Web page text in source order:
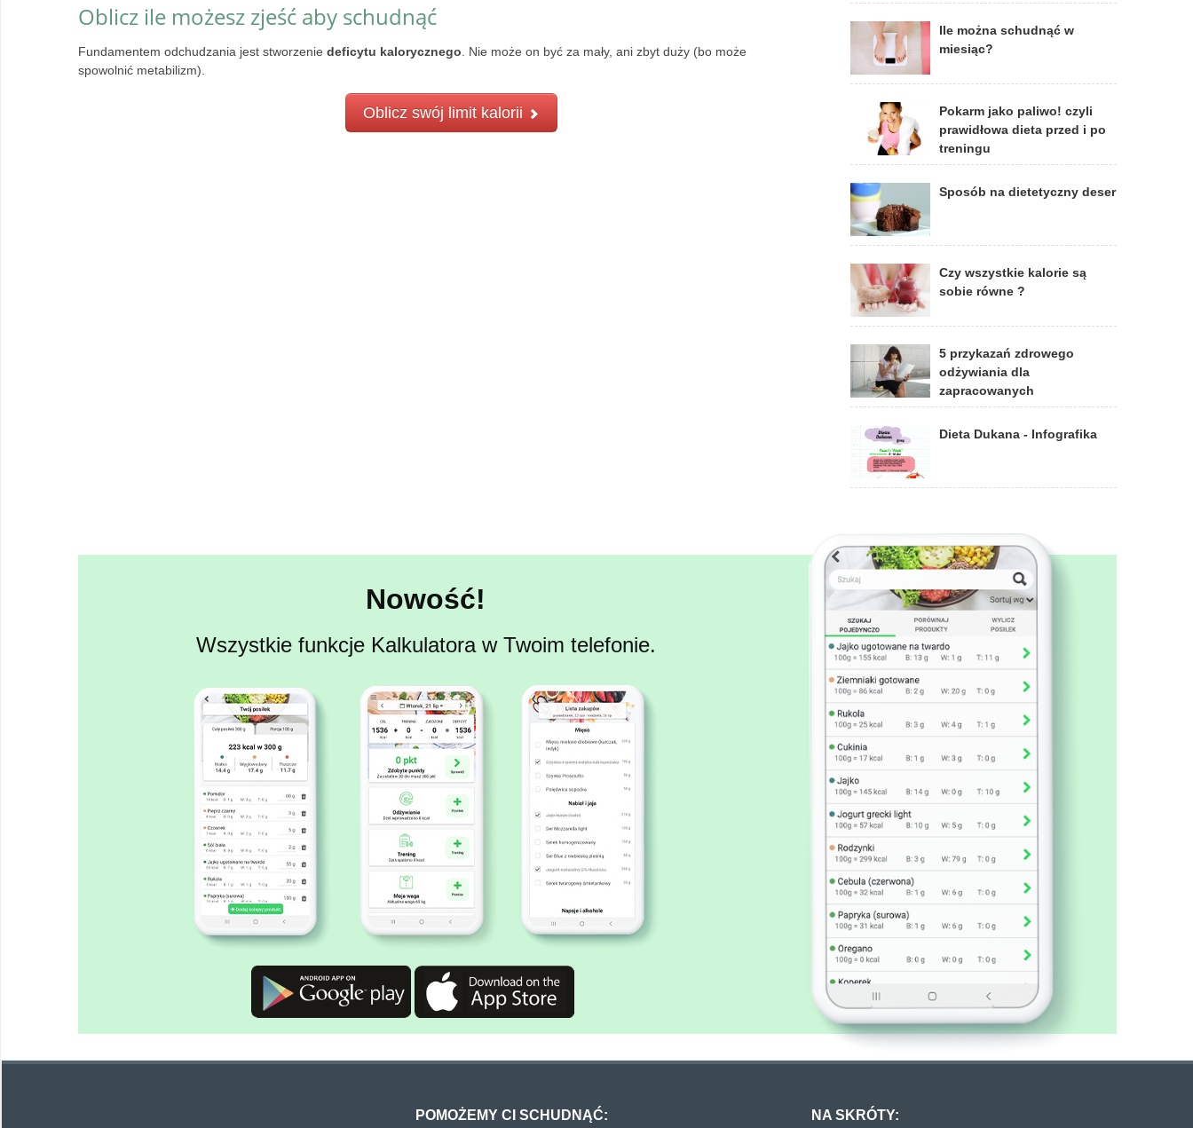
Oblicz ile możesz zjeść aby schudnąć
Fundamentem odchudzania jest stworzenie deficytu kalorycznego . Nie może on być za mały, ani zbyt duży (bo może
spowolnić metabilizm).
Oblicz swój limit kalorii
Ile można schudnąć w
miesiąc?
Pokarm jako paliwo! czyli
prawidłowa dieta przed i po
treningu
Sposób na dietetyczny deser
Czy wszystkie kalorie są
sobie równe ?
5 przykazań zdrowego
odżywiania dla
zapracowanych
Dieta Dukana - Infografika
Nowość!
Wszystkie funkcje Kalkulatora w Twoim telefonie.
POMOŻEMY CI SCHUDNĄĆ: NA SKRÓTY: